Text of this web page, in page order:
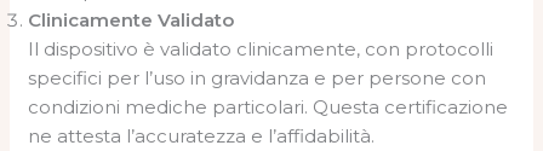
Clinicamente Validato
Il dispositivo è validato clinicamente, con protocolli
specifici per l’uso in gravidanza e per persone con
condizioni mediche particolari. Questa certificazione
ne attesta l’accuratezza e l’affidabilità.